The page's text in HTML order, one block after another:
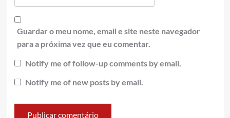
Guardar o meu nome, email e site neste navegador
para a próxima vez que eu comentar.
Notify me of follow-up comments by email.
Notify me of new posts by email.